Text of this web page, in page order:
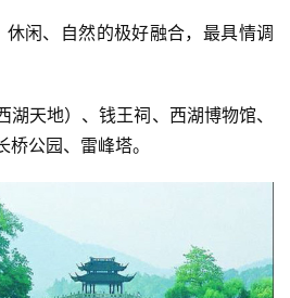
休闲、自然的极好融合，最具情调
天地）、钱王祠、西湖博物馆、
桥公园、雷峰塔。